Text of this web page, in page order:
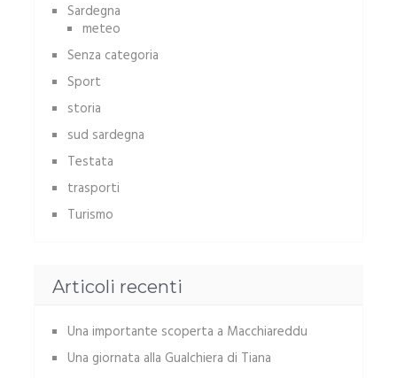
Sardegna
meteo
Senza categoria
Sport
storia
sud sardegna
Testata
trasporti
Turismo
Articoli recenti
Una importante scoperta a Macchiareddu
Una giornata alla Gualchiera di Tiana